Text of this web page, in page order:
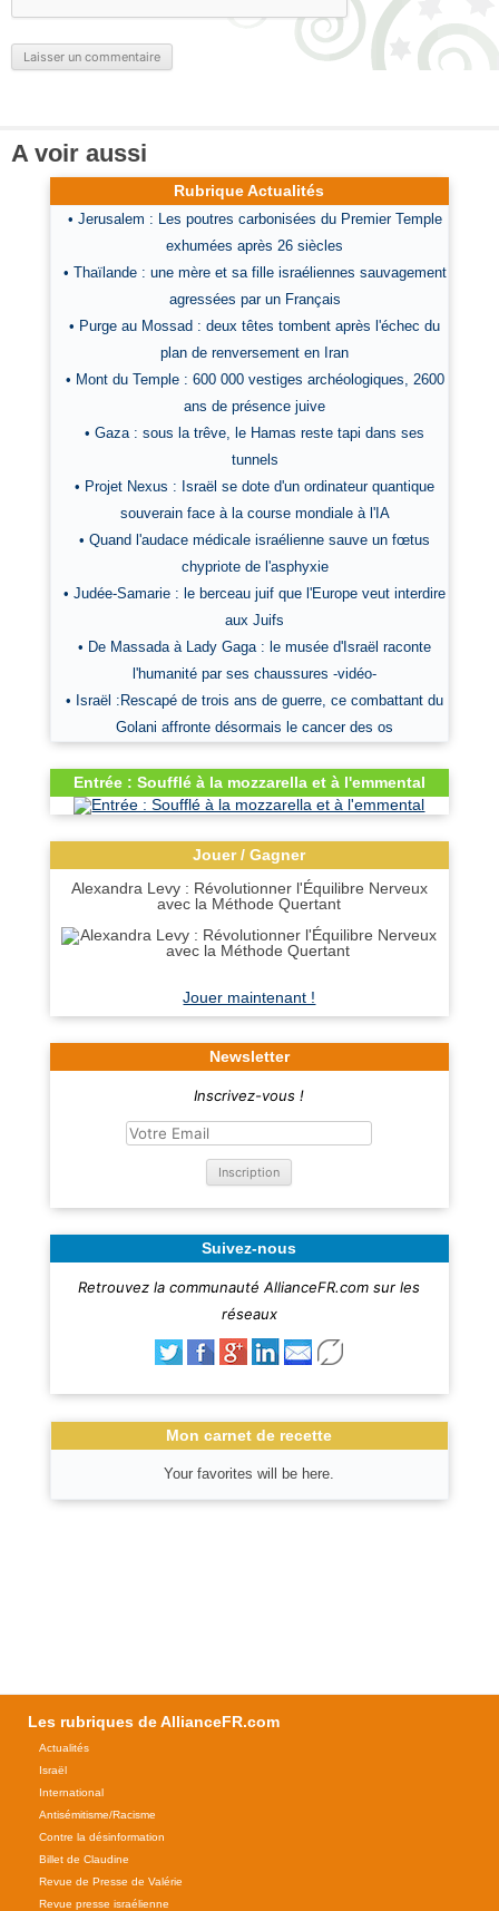
A voir aussi
Rubrique Actualités
• Jerusalem : Les poutres carbonisées du Premier Temple
exhumées après 26 siècles
• Thaïlande : une mère et sa fille israéliennes sauvagement
agressées par un Français
• Purge au Mossad : deux têtes tombent après l'échec du
plan de renversement en Iran
• Mont du Temple : 600 000 vestiges archéologiques, 2600
ans de présence juive
• Gaza : sous la trêve, le Hamas reste tapi dans ses
tunnels
• Projet Nexus : Israël se dote d'un ordinateur quantique
souverain face à la course mondiale à l'IA
• Quand l'audace médicale israélienne sauve un fœtus
chypriote de l'asphyxie
• Judée-Samarie : le berceau juif que l'Europe veut interdire
aux Juifs
• De Massada à Lady Gaga : le musée d'Israël raconte
l'humanité par ses chaussures -vidéo-
• Israël :Rescapé de trois ans de guerre, ce combattant du
Golani affronte désormais le cancer des os
Entrée : Soufflé à la mozzarella et à l'emmental
Jouer / Gagner
Alexandra Levy : Révolutionner l'Équilibre Nerveux
avec la Méthode Quertant
Jouer maintenant !
Newsletter
Inscrivez-vous !
Suivez-nous
Retrouvez la communauté AllianceFR.com sur les
réseaux
Mon carnet de recette
Your favorites will be here.
Les rubriques de AllianceFR.com
Actualités
Israël
International
Antisémitisme/Racisme
Contre la désinformation
Billet de Claudine
Revue de Presse de Valérie
Revue presse israélienne